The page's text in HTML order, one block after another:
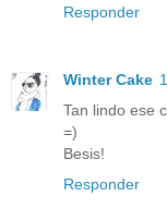
Responder
Winter Cake
Tan lindo ese
=)
Besis!
Responder